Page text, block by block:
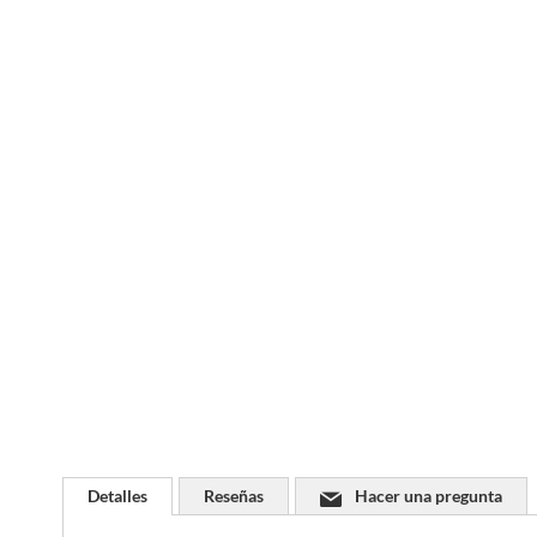
Detalles Reseñas Hacer una pregunta